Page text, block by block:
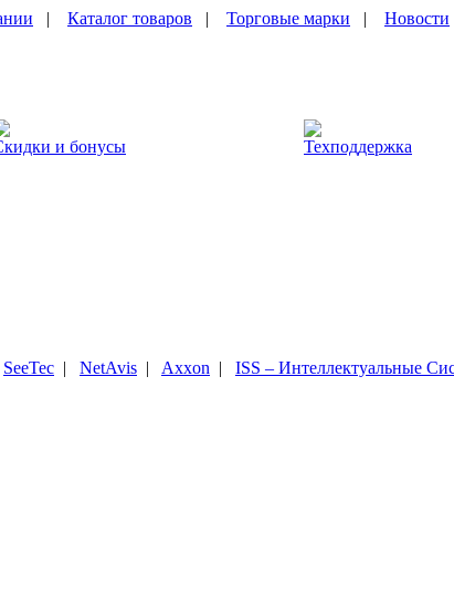
| Каталог товаров | Торговые марки | Новости
и бонусы Техподдержка
SeeTec | NetAvis | Axxon | ISS – Интеллектуальные